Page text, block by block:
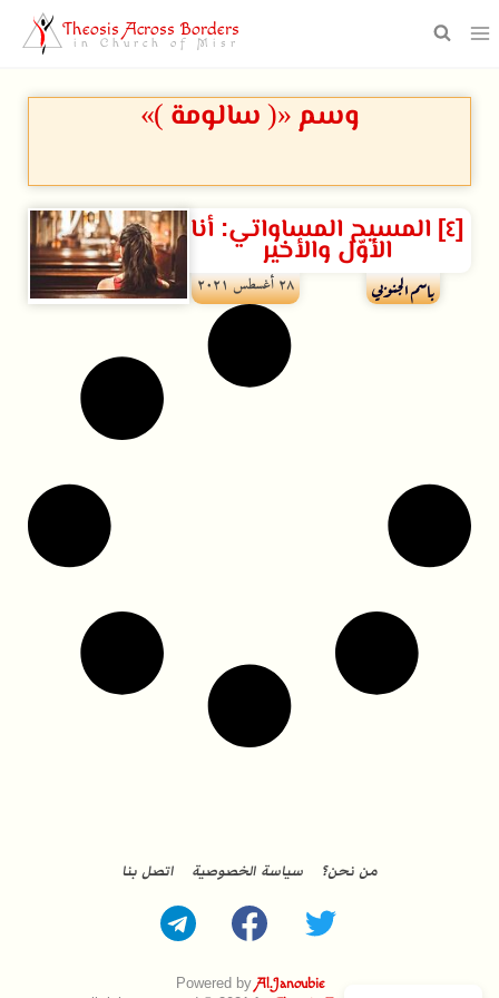
Theosis Across Borders
in Church of Misr
وسم «( سالومة )»
[٤] المسيح المساواتي: أنا
اﻷوّل والأخير
باسم الجنوبي ۲۸ أغسطس ۲۰۲۱
Powered by Al.Janoubie
من نحن؟ سياسة الخصوصية اتصل بنا